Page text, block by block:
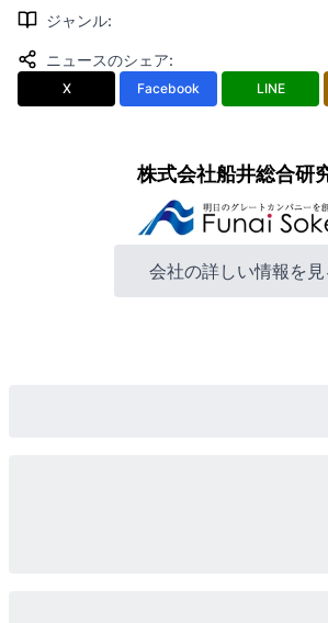
ジャンル:
ニュースのシェア:
X Facebook LINE
株式会社船井総合研
会社の詳しい情報を見